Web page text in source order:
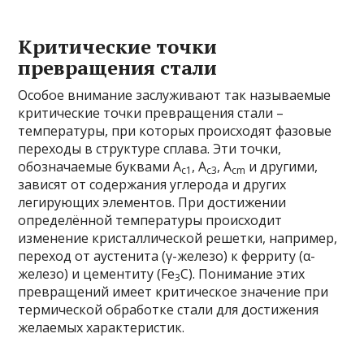
Критические точки
превращения стали
Особое внимание заслуживают так называемые
критические точки превращения стали –
температуры, при которых происходят фазовые
переходы в структуре сплава. Эти точки,
обозначаемые буквами Ac1, Ac3, Acm и другими,
зависят от содержания углерода и других
легирующих элементов. При достижении
определённой температуры происходит
изменение кристаллической решетки, например,
переход от аустенита (γ-железо) к ферриту (α-
железо) и цементиту (Fe3C). Понимание этих
превращений имеет критическое значение при
термической обработке стали для достижения
желаемых характеристик.